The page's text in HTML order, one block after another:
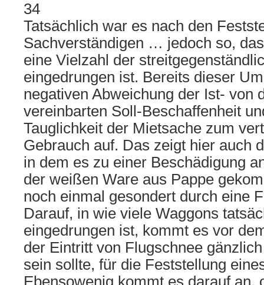
34
Tatsächlich war es nach den
Sachverständigen … jedoch so,
eine Vielzahl der
eingedrungen ist. Bereits dieser
negativen Abweichung der Ist- von
vereinbarten Soll-Beschaffenheit
Tauglichkeit der Mietsache zum
Gebrauch auf. Das zeigt hier auch
in dem es zu einer Beschädigung
der weißen Ware aus Pappe
noch einmal gesondert durch eine
Darauf, in wie viele Waggons
eingedrungen ist, kommt es vor
der Eintritt von Flugschnee
sein sollte, für die Feststellung
Ebensowenig kommt es darauf an,